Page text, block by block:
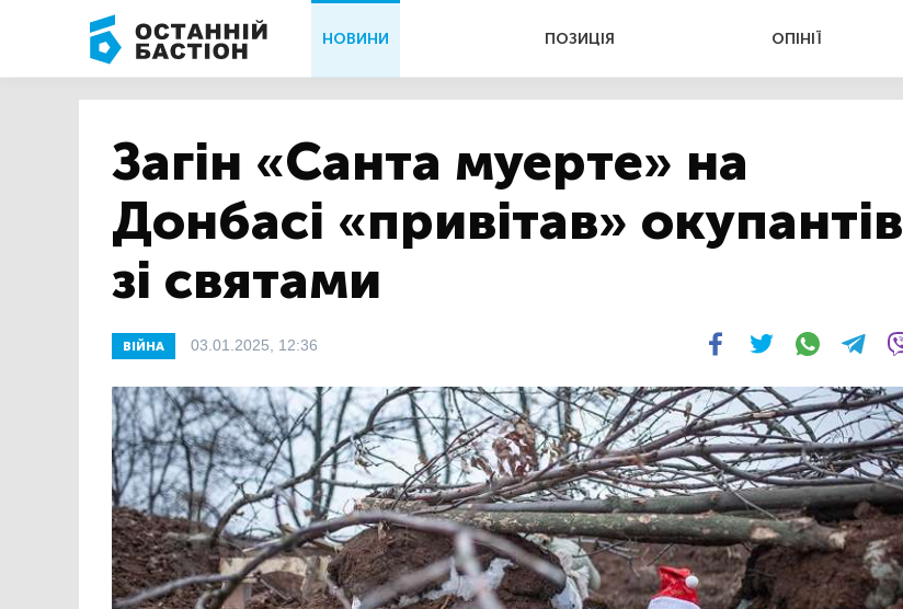
НОВИНИ ПОЗИЦІЯ ОПІНІЇ
Загін «Санта муерте» на
Донбасі «привітав» окупантів
зі святами
ВІЙНА 03.01.2025, 12:36